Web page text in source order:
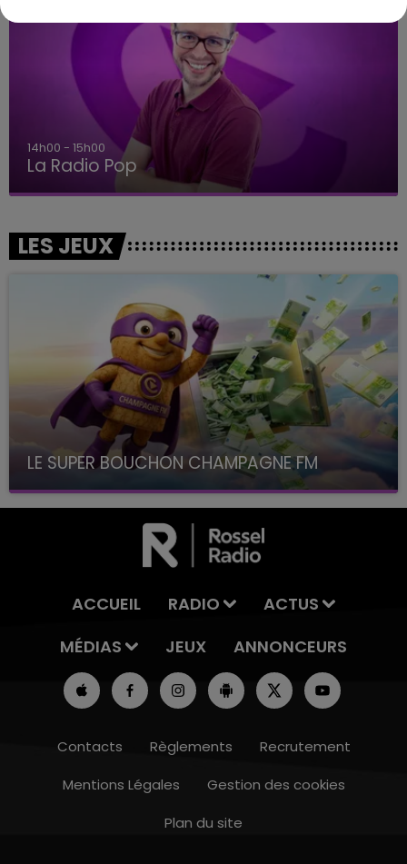
10h00 - 14h00
14h00 - 15h00
La Radio Pop
LES JEUX
LE SUPER BOUCHON CHAMPAGNE FM
avec La Famille Champagne FM, à 8H10
ACCUEIL RADIO
ACTUS
MÉDIAS
JEUX ANNONCEURS
Contacts Règlements
Recrutement
Mentions Légales
Gestion des cookies
Plan du site